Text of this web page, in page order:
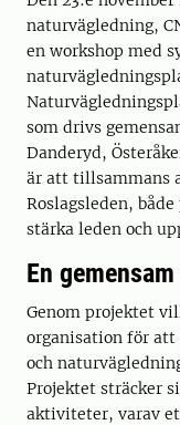
naturvägledning,
en workshop med
som drivs
Danderyd,
är att tillsammans
Roslagsleden,
stärka leden och
En
Genom projektet
organisation för
och
Projektet sträcker
aktiviteter, varav